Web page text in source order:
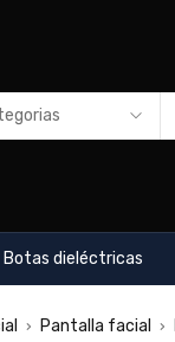
Botas dieléctricas
› Pantalla facial ›